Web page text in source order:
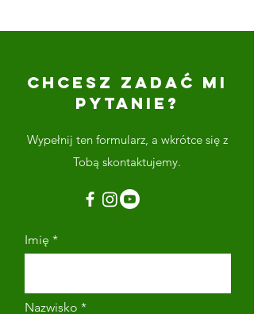
CHCESZ ZADAĆ MI
PYTANIE?
Wypełnij ten formularz, a wkrótce się z
Tobą skontaktujemy.
Imię
Nazwisko